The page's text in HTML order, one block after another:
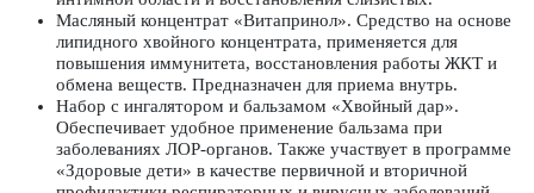
Масляный концентрат «Витапринол». Средство на основе
липидного хвойного концентрата, применяется для
повышения иммунитета, восстановления работы ЖКТ и
обмена веществ. Предназначен для приема внутрь.
Набор с ингалятором и бальзамом «Хвойный дар».
Обеспечивает удобное применение бальзама при
заболеваниях ЛОР-органов. Также участвует в программе
«Здоровые дети» в качестве первичной и вторичной